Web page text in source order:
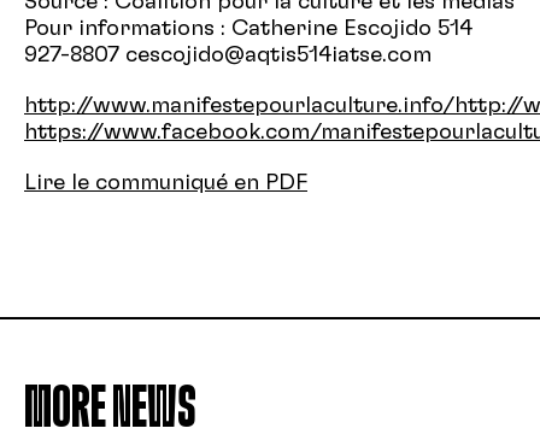
Pour informations : Catherine Escojido 514
927-8807 cescojido@aqtis514iatse.com
http://www.manifestepourlaculture.info/http://
https://www.facebook.com/
Lire le communiqué en PDF
MORE NEWS